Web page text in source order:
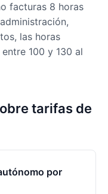
facturas 8 horas
las horas
100 y 130 al
tarifas de
por